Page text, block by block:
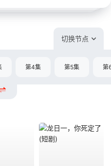
切换节点
第4集 第5集 第